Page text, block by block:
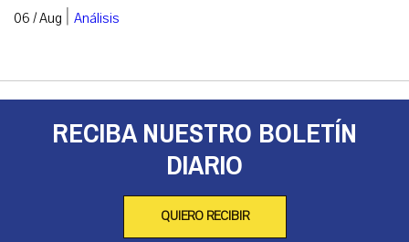
06 / Aug | Análisis
RECIBA NUESTRO BOLETÍN
DIARIO
QUIERO RECIBIR